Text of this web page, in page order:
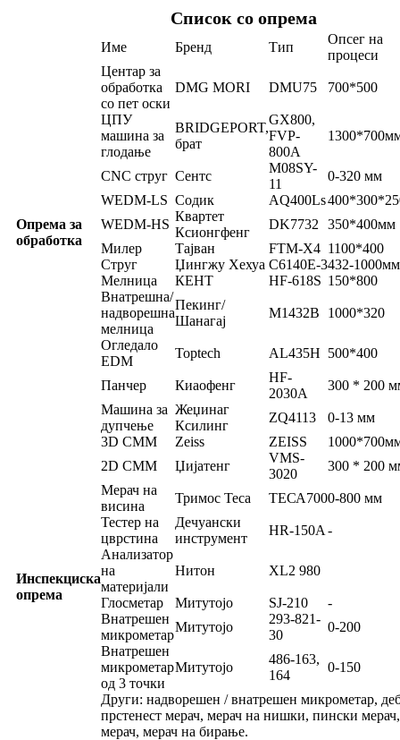
Список со опрема
Опрема за
обработка
Име Бренд Тип
Опсег на
процеси
Центар за
обработка
со пет оски
DMG MORI DMU75 700*500
ЦПУ
машина за
глодање
BRIDGEPORT,
брат
GX800,
FVP-
800A
CNC струг Сентс
M08SY-
11
0-320 мм
WEDM-LS Содик AQ400Ls
WEDM-HS
Квартет
Ксионгфенг
DK7732
350*400мм
Милер
Тајван FTM-X4 1100*400
Струг
Џингжу Хехуа C6140E-3432-1000мм
Мелница
КЕНТ HF-618S 150*800
Внатрешна/
надворешна
мелница
Пекинг/
Шанагај
M1432B 1000*320
Огледало
EDM
Toptech AL435H 500*400
Панчер Киаофенг
HF-
2030A
300 * 200
Машина за
дупчење
Жеџинаг
Ксилинг
ZQ4113 0-13 мм
Инспекциска
опрема
3D CMM Zeiss ZEISS
2D CMM
Џијатенг
VMS-
3020
300 * 200
Мерач на
висина
Тримос Теса ТЕСА7000-800 мм
Тестер на
цврстина
Дечуански
инструмент
HR-150A -
Анализатор
на
материјали
Нитон XL2 980
Глосметар Митутојо SJ-210
-
Внатрешен
микрометар
Митутојо
293-821-
30
0-200
Внатрешен
микрометар
од 3 точки
Митутојо
486-163,
164
0-150
Други: надворешен / внатрешен микрометар,
прстенест мерач, мерач на нишки, пински
мерач, мерач на бирање.